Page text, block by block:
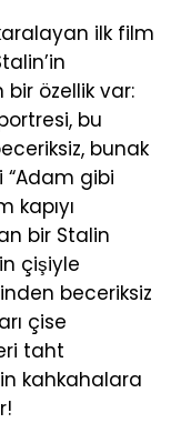
ilk film
özellik var:
bu
bunak
“Adam gibi
kapıyı
bir Stalin
çişiyle
beceriksiz
çise
taht
kahkahalara